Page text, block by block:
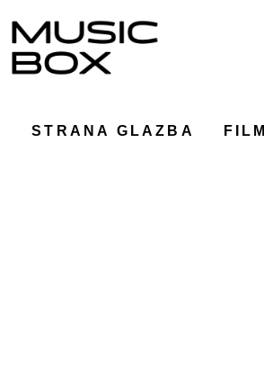
STRANA GLAZBA FILM